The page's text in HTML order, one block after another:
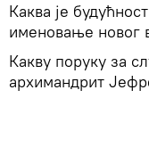
Каква је
именовање новог
Какву поруку за
архимандрит